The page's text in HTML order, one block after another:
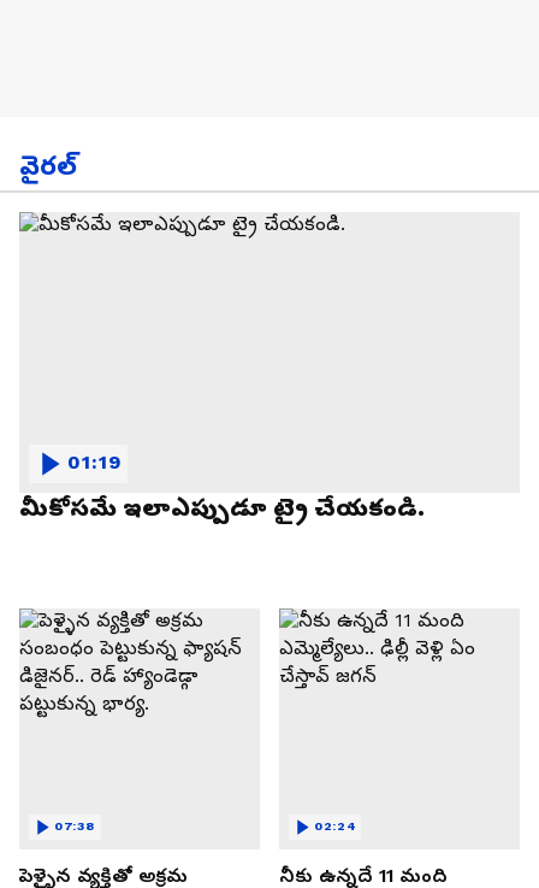
వైరల్
మీకోసమే ఇలాఎప్పుడూ ట్రై చేయకండి.
01:19
పెళ్ళైన వ్యక్తితో అక్రమ
07:38
నీకు ఉన్నదే 11 మంది
02:24